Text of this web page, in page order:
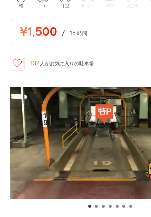
軽 コ 中型 ボックス SUV 大型車
¥1,500 / 15 時間
332 人がお気に入りの駐車場